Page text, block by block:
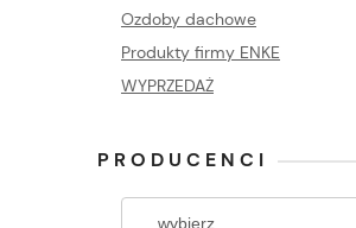
Ozdoby dachowe
Produkty firmy ENKE
WYPRZEDAŻ
PRODUCENCI